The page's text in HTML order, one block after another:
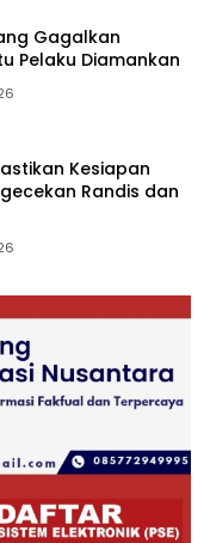
Gagalkan
Pelaku Diamankan
Kesiapan
Randis dan